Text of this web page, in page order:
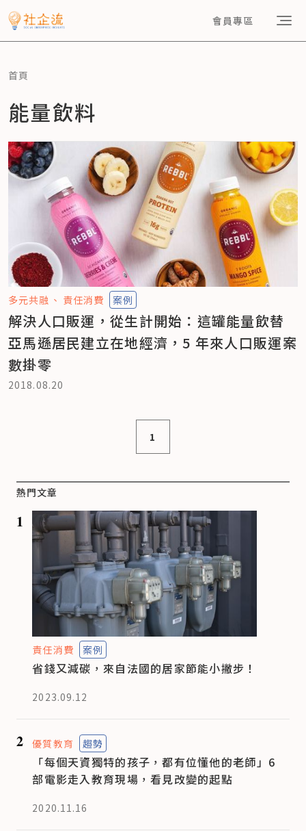
會員專區
首頁
能量飲料
多元共融 責任消費 案例
解決人口販運，從生計開始：這罐能量飲替
亞馬遜居民建立在地經濟，5 年來人口販運案
數掛零
2018.08.20
1
熱門文章
1
責任消費 案例
省錢又減碳，來自法國的居家節能小撇步！
2023.09.12
2 優質教育 趨勢
「每個天資獨特的孩子，都有位懂他的老師」6
部電影走入教育現場，看見改變的起點
2020.11.16